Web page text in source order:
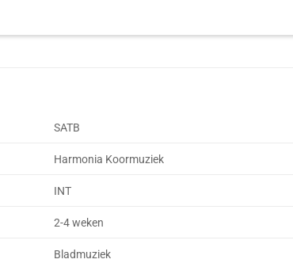
SATB
Harmonia Koormuziek
INT
2-4 weken
Bladmuziek